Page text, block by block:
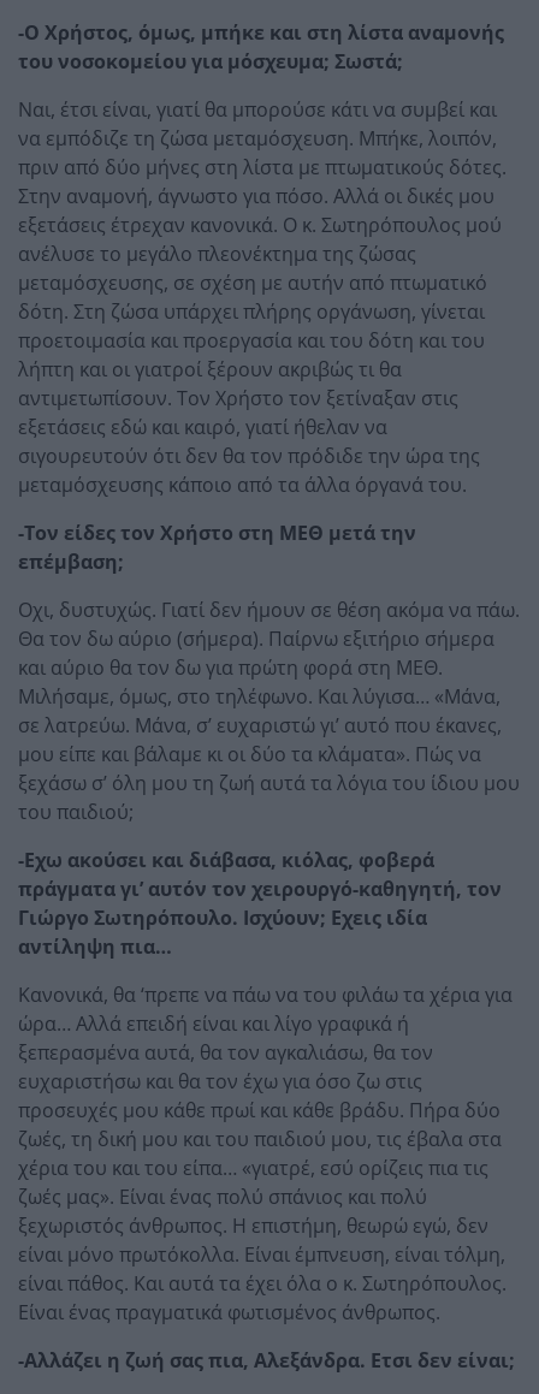
-Ο Χρήστος, όμως, μπήκε και στη λίστα αναμονής
του νοσοκομείου για μόσχευμα; Σωστά;
Ναι, έτσι είναι, γιατί θα μπορούσε κάτι να συμβεί και
να εμπόδιζε τη ζώσα μεταμόσχευση. Μπήκε, λοιπόν,
πριν από δύο μήνες στη λίστα με πτωματικούς δότες.
Στην αναμονή, άγνωστο για πόσο. Αλλά οι δικές μου
εξετάσεις έτρεχαν κανονικά. Ο κ. Σωτηρόπουλος μού
ανέλυσε το μεγάλο πλεονέκτημα της ζώσας
μεταμόσχευσης, σε σχέση με αυτήν από πτωματικό
δότη. Στη ζώσα υπάρχει πλήρης οργάνωση, γίνεται
προετοιμασία και προεργασία και του δότη και του
λήπτη και οι γιατροί ξέρουν ακριβώς τι θα
αντιμετωπίσουν. Τον Χρήστο τον ξετίναξαν στις
εξετάσεις εδώ και καιρό, γιατί ήθελαν να
σιγουρευτούν ότι δεν θα τον πρόδιδε την ώρα της
μεταμόσχευσης κάποιο από τα άλλα όργανά του.
-Τον είδες τον Χρήστο στη ΜΕΘ μετά την
επέμβαση;
Οχι, δυστυχώς. Γιατί δεν ήμουν σε θέση ακόμα να πάω.
Θα τον δω αύριο (σήμερα). Παίρνω εξιτήριο σήμερα
και αύριο θα τον δω για πρώτη φορά στη ΜΕΘ.
Μιλήσαμε, όμως, στο τηλέφωνο. Και λύγισα… «Μάνα,
σε λατρεύω. Μάνα, σ’ ευχαριστώ γι’ αυτό που έκανες,
μου είπε και βάλαμε κι οι δύο τα κλάματα». Πώς να
ξεχάσω σ’ όλη μου τη ζωή αυτά τα λόγια του ίδιου μου
του παιδιού;
-Εχω ακούσει και διάβασα, κιόλας, φοβερά
πράγματα γι’ αυτόν τον χειρουργό-καθηγητή, τον
Γιώργο Σωτηρόπουλο. Ισχύουν; Εχεις ιδία
αντίληψη πια…
Κανονικά, θα ‘πρεπε να πάω να του φιλάω τα χέρια για
ώρα… Αλλά επειδή είναι και λίγο γραφικά ή
ξεπερασμένα αυτά, θα τον αγκαλιάσω, θα τον
ευχαριστήσω και θα τον έχω για όσο ζω στις
προσευχές μου κάθε πρωί και κάθε βράδυ. Πήρα δύο
ζωές, τη δική μου και του παιδιού μου, τις έβαλα στα
χέρια του και του είπα… «γιατρέ, εσύ ορίζεις πια τις
ζωές μας». Είναι ένας πολύ σπάνιος και πολύ
ξεχωριστός άνθρωπος. Η επιστήμη, θεωρώ εγώ, δεν
είναι μόνο πρωτόκολλα. Είναι έμπνευση, είναι τόλμη,
είναι πάθος. Και αυτά τα έχει όλα ο κ. Σωτηρόπουλος.
Είναι ένας πραγματικά φωτισμένος άνθρωπος.
-Αλλάζει η ζωή σας πια, Αλεξάνδρα. Ετσι δεν είναι;